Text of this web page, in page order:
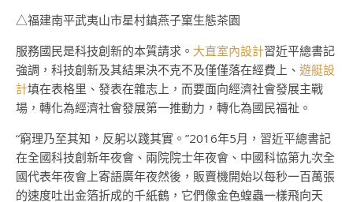
△福建南平武夷山市星村鎮燕子窠生態茶園
服務國民是科技創新的本質請求。 大直室內設計習近平總書記
強調，科技創新及其結果決不克不及僅僅落在經費上、 遊艇設
計填在表格里、發表在雜志上，而要面向經濟社會發展主戰
場，轉化為經濟社會發展第一推動力，轉化為國民福祉。
“窮理乃至其知，反躬以踐其實。”2016年5月，習近平總書記
在全國科技創新年夜會、兩院院士年夜會、中國科協第九次全
國代表年夜會上寄語廣年夜然後，販賣機開始以每秒一百萬張
的速度吐出金箔折成的千紙鶴，它們像金色蝗蟲一樣飛向天